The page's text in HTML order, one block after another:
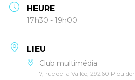
HEURE
17h30 - 19h00
LIEU
Club multimédia
7, rue de la Vallée, 29260 Plouider